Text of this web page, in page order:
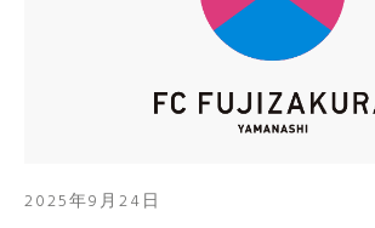
2025年9月24日